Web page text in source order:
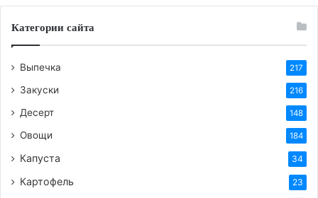
Теги вкусный рецепт выпечка грибы
кундюмы
Категории сайта
Выпечка 217
Закуски 216
Десерт 148
Овощи 184
Капуста 34
Картофель 23